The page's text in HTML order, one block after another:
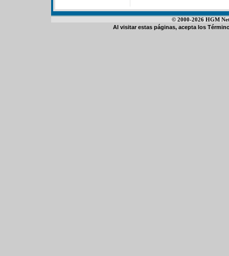
© 2000-2026 HGM
Al visitar estas páginas, acepta los